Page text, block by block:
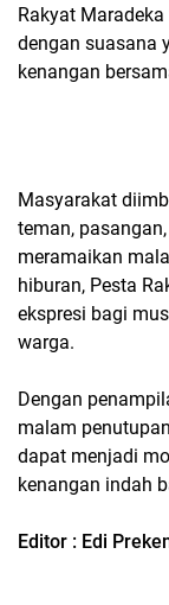
Rakyat
dengan suasana
kenangan
Masyarakat
teman,
meramaikan
hiburan, Pesta
ekspresi bagi
warga.
Dengan
malam
dapat menjadi
kenangan indah
Editor : Edi